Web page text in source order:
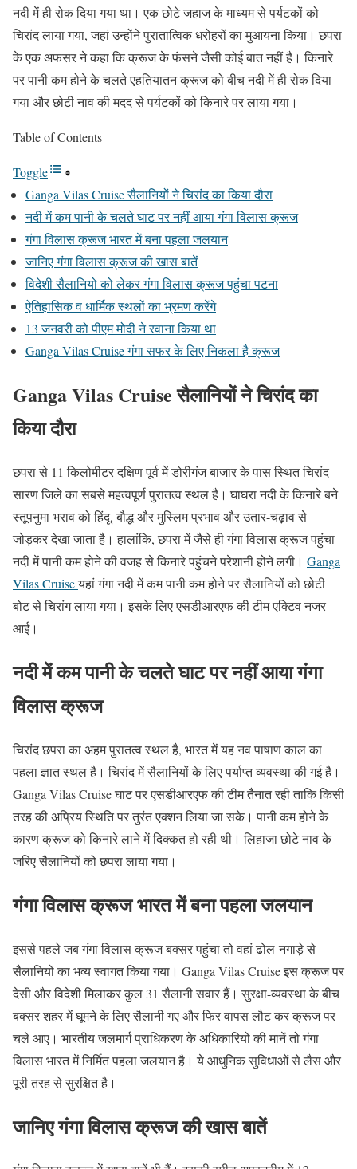
नदी में ही रोक दिया गया था। एक छोटे जहाज के माध्यम से पर्यटकों को
चिरांद लाया गया, जहां उन्होंने पुरातात्विक धरोहरों का मुआयना किया। छपरा
के एक अफसर ने कहा कि क्रूज के फंसने जैसी कोई बात नहीं है। किनारे
पर पानी कम होने के चलते एहतियातन क्रूज को बीच नदी में ही रोक दिया
गया और छोटी नाव की मदद से पर्यटकों को किनारे पर लाया गया।
Table of Contents
Toggle
Ganga Vilas Cruise सैलानियों ने चिरांद का किया दौरा
नदी में कम पानी के चलते घाट पर नहीं आया गंगा विलास क्रूज
गंगा विलास क्रूज भारत में बना पहला जलयान
जानिए गंगा विलास क्रूज की खास बातें
विदेशी सैलानियो को लेकर गंगा विलास क्रूज पहुंचा पटना
ऐतिहासिक व धार्मिक स्थलों का भ्रमण करेंगे
13 जनवरी को पीएम मोदी ने रवाना किया था
Ganga Vilas Cruise गंगा सफर के लिए निकला है क्रूज
Ganga Vilas Cruise सैलानियों ने चिरांद का
किया दौरा
छपरा से 11 किलोमीटर दक्षिण पूर्व में डोरीगंज बाजार के पास स्थित चिरांद
सारण जिले का सबसे महत्वपूर्ण पुरातत्व स्थल है। घाघरा नदी के किनारे बने
स्तूपनुमा भराव को हिंदू, बौद्ध और मुस्लिम प्रभाव और उतार-चढ़ाव से
जोड़कर देखा जाता है। हालांकि, छपरा में जैसे ही गंगा विलास क्रूज पहुंचा
नदी में पानी कम होने की वजह से किनारे पहुंचने परेशानी होने लगी। Ganga
Vilas Cruiseयहां गंगा नदी में कम पानी कम होने पर सैलानियों को छोटी
बोट से चिरांग लाया गया। इसके लिए एसडीआरएफ की टीम एक्टिव नजर
आई।
नदी में कम पानी के चलते घाट पर नहीं आया गंगा
विलास क्रूज
चिरांद छपरा का अहम पुरातत्व स्थल है, भारत में यह नव पाषाण काल का
पहला ज्ञात स्थल है। चिरांद में सैलानियों के लिए पर्याप्त व्यवस्था की गई है।
Ganga Vilas Cruise घाट पर एसडीआरएफ की टीम तैनात रही ताकि किसी
तरह की अप्रिय स्थिति पर तुरंत एक्शन लिया जा सके। पानी कम होने के
कारण क्रूज को किनारे लाने में दिक्कत हो रही थी। लिहाजा छोटे नाव के
जरिए सैलानियों को छपरा लाया गया।
गंगा विलास क्रूज भारत में बना पहला जलयान
इससे पहले जब गंगा विलास क्रूज बक्सर पहुंचा तो वहां ढोल-नगाड़े से
सैलानियों का भव्य स्वागत किया गया। Ganga Vilas Cruise इस क्रूज पर
देसी और विदेशी मिलाकर कुल 31 सैलानी सवार हैं। सुरक्षा-व्यवस्था के बीच
बक्सर शहर में घूमने के लिए सैलानी गए और फिर वापस लौट कर क्रूज पर
चले आए। भारतीय जलमार्ग प्राधिकरण के अधिकारियों की मानें तो गंगा
विलास भारत में निर्मित पहला जलयान है। ये आधुनिक सुविधाओं से लैस और
पूरी तरह से सुरक्षित है।
जानिए गंगा विलास क्रूज की खास बातें